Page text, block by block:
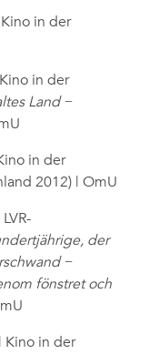
in der
in der
Land −
in der
2012) | OmU
der
−
fönstret och
Kino in der